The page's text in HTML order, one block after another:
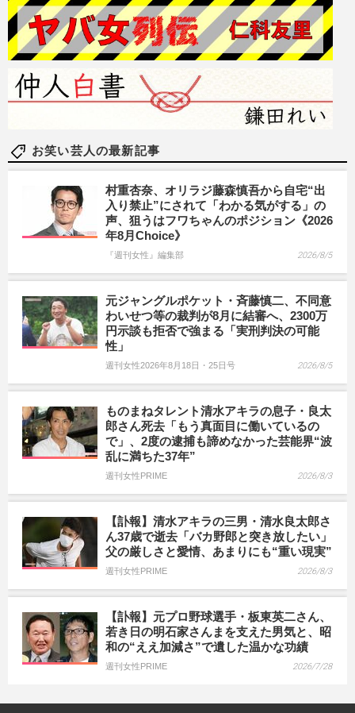
お笑い芸人の最新記事
村重杏奈、オリラジ藤森慎吾から自宅“出
入り禁止”にされて「わかる気がする」の
声、狙うはフワちゃんのポジション《2026
年8月Choice》
『週刊女性』編集部 2026/8/5
元ジャングルポケット・斉藤慎二、不同意
わいせつ等の裁判が8月に結審へ、2300万
円示談も拒否で強まる「実刑判決の可能
性」
週刊女性2026年8月18日・25日号 2026/8/5
ものまねタレント清水アキラの息子・良太
郎さん死去「もう真面目に働いているの
で」、2度の逮捕も諦めなかった芸能界“波
乱に満ちた37年”
週刊女性PRIME 2026/8/3
【訃報】清水アキラの三男・清水良太郎さ
ん37歳で逝去「バカ野郎と突き放したい」
父の厳しさと愛情、あまりにも“重い現実”
週刊女性PRIME 2026/8/3
【訃報】元プロ野球選手・板東英二さん、
若き日の明石家さんまを支えた男気と、昭
和の“ええ加減さ”で遺した温かな功績
週刊女性PRIME 2026/7/28